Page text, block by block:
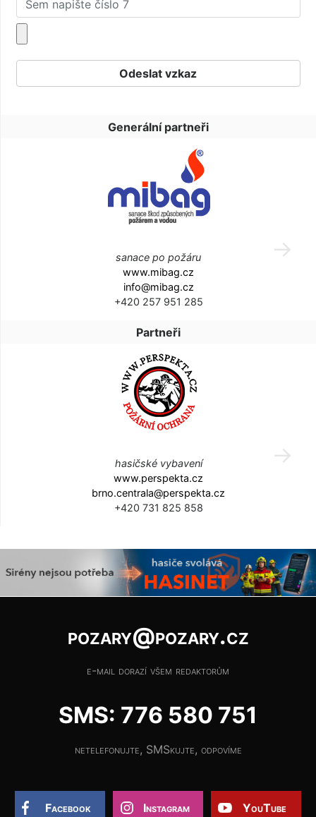
Generální partneři
sanace po požáru
www.mibag.cz
info@mibag.cz
+420 257 951 285
Partneři
hasičské vybavení
www.perspekta.cz
brno.centrala@perspekta.cz
+420 731 825 858
pozary@pozary.cz
e-mail dorazí všem redaktorům
SMS: 776 580 751
netelefonujte, SMSkujte, odpovíme
Facebook Instagram YouTube